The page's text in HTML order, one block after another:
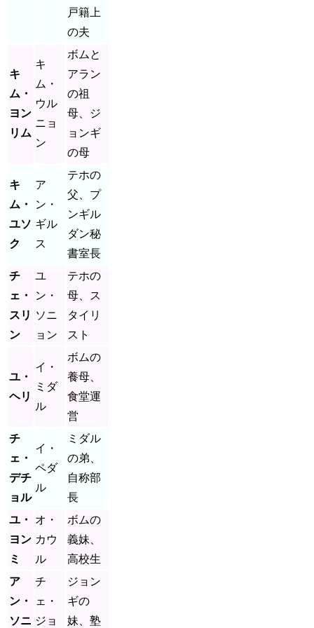
戸籍上
の夫
キ
ム・
ヨン
リム
キ
ム・
ウル
ニョ
ン
ボムと
アラン
の祖
母、ジ
ョンギ
の母
キ
ム・
ユソ
ク
ア
ン・
ギル
ス
テホの
父、プ
ンギル
ダン秘
書室長
チ
ェ・
スリ
ン
ユ
ン・
ソニ
ョン
テホの
母、ス
タイリ
スト
ユ・
ヘリ
イ・
ミダ
ル
ボムの
養母、
食堂運
営
チ
ェ・
デチ
ョル
イ・
ペダ
ル
ミダル
の弟、
自称部
長
ユ・
ヨン
ミ
オ・
カウ
ル
ボムの
義妹、
高校生
ア
ン・
ソニ
チ
ェ・
ジョ
ジョン
ギの
妹、塾